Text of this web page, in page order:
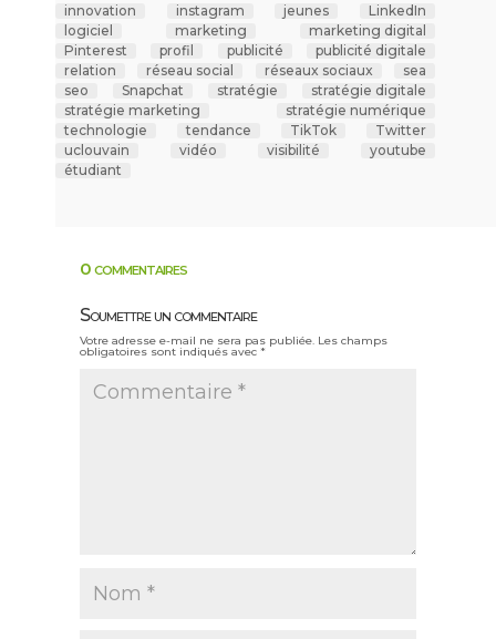
innovation
instagram jeunes
LinkedIn
logiciel
marketing
marketing digital
Pinterest
profil publicité
publicité digitale
relation
réseau social réseaux sociaux
sea
seo
Snapchat stratégie
stratégie digitale
stratégie marketing
stratégie numérique
technologie
tendance TikTok
Twitter
uclouvain
vidéo visibilité
youtube
étudiant
0 commentaires
Soumettre un commentaire
Votre adresse e-mail ne sera pas publiée. Les champs
obligatoires sont indiqués avec *